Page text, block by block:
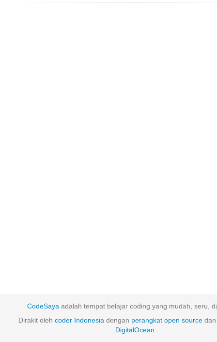
CodeSaya adalah tempat belajar coding yang mudah, seru,
Dirakit oleh coder Indonesia dengan perangkat open source
DigitalOcean